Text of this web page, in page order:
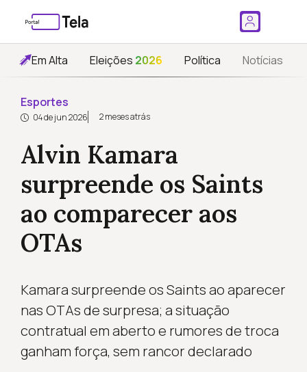
Em Alta Eleições 2026 Política Notícias
Esportes
04 de jun 2026 2 meses atrás
Alvin Kamara
surpreende os Saints
ao comparecer aos
OTAs
Kamara surpreende os Saints ao aparecer
nas OTAs de surpresa; a situação
contratual em aberto e rumores de troca
ganham força, sem rancor declarado